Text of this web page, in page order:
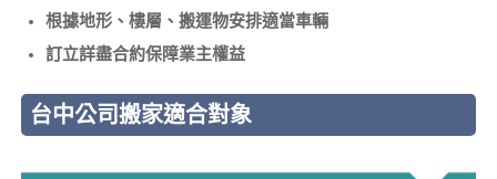
根據地形、樓層、搬運物安排適當車輛
訂立詳盡合約保障業主權益
台中公司搬家適合對象